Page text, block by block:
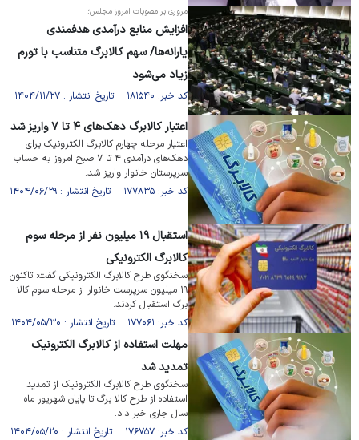
مروری بر مصوبات امروز مجلس؛
افزایش منابع درآمدی هدفمندی
یارانه‌ها/ سهم کالابرگ متناسب با تورم
زیاد می‌شود
کد خبر: ۱۸۱۵۴۰ تاریخ انتشار : ۱۴۰۴/۱۱/۲۷
اعتبار کالابرگ دهک‌های ۴ تا ۷ واریز شد
اعتبار مرحله چهارم کالابرگ الکترونیک برای
دهک‌های درآمدی ۴ تا ۷ صبح امروز به حساب
سرپرستان خانوار واریز شد.
کد خبر: ۱۷۷۸۳۵ تاریخ انتشار : ۱۴۰۴/۰۶/۲۹
استقبال ۱۹ میلیون نفر از مرحله سوم
کالابرگ الکترونیکی
سخنگوی طرح کالابرگ الکترونیکی گفت: تاکنون
۱۹ میلیون سرپرست خانوار از مرحله سوم کالا
برگ استقبال کردند.
کد خبر: ۱۷۷۰۶۱ تاریخ انتشار : ۱۴۰۴/۰۵/۳۰
مهلت استفاده از کالابرگ الکترونیک
تمدید شد
سخنگوی طرح کالابرگ الکترونیک از تمدید
استفاده از طرح کالا برگ تا پایان شهریور ماه
سال جاری خبر داد.
کد خبر: ۱۷۶۷۵۷ تاریخ انتشار : ۱۴۰۴/۰۵/۲۰